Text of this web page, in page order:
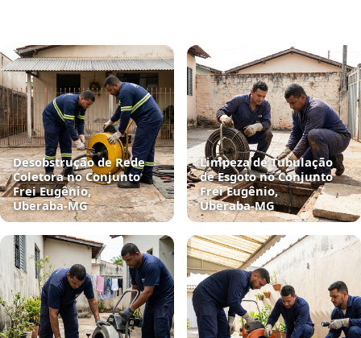
Desobstrução de Rede
Coletora no Conjunto
Frei Eugênio,
Uberaba‑MG
Limpeza de Tubulação
de Esgoto no Conjunto
Frei Eugênio,
Uberaba‑MG